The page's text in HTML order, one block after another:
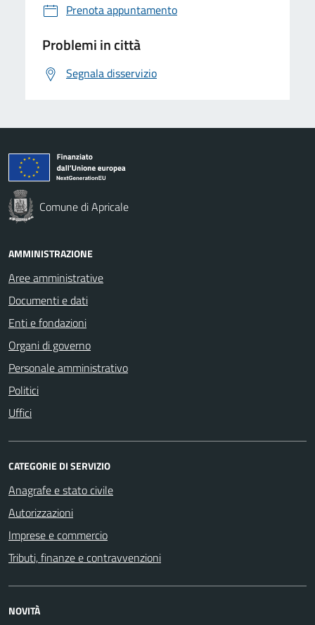
Prenota appuntamento
Problemi in città
Segnala disservizio
Comune di Apricale
AMMINISTRAZIONE
Aree amministrative
Documenti e dati
Enti e fondazioni
Organi di governo
Personale amministrativo
Politici
Uffici
CATEGORIE DI SERVIZIO
Anagrafe e stato civile
Autorizzazioni
Imprese e commercio
Tributi, finanze e contravvenzioni
NOVITÀ